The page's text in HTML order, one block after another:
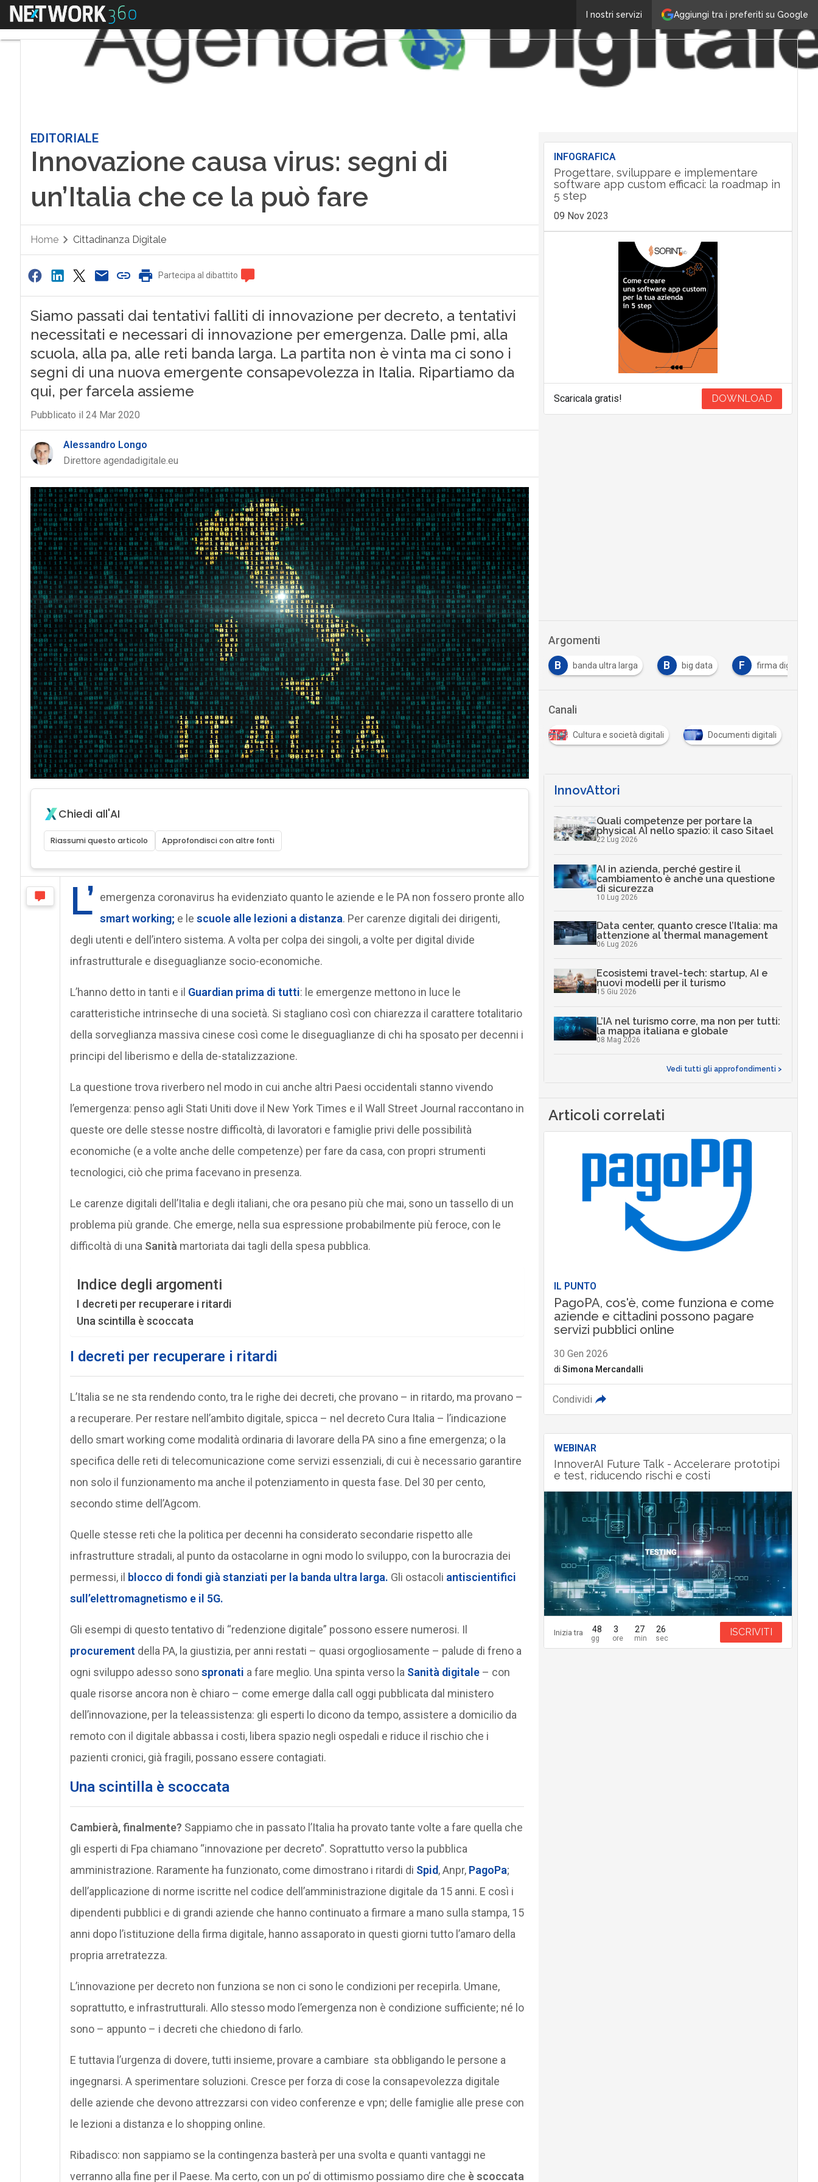
Aggiungi tra i preferiti su Google
I nostri servizi
Menu
EDITORIALE
Innovazione causa virus: segni di
un’Italia che ce la può fare
Home Cittadinanza Digitale
Partecipa al dibattito
Siamo passati dai tentativi falliti di innovazione per decreto, a tentativi
necessitati e necessari di innovazione per emergenza. Dalle pmi, alla
scuola, alla pa, alle reti banda larga. La partita non è vinta ma ci sono i
segni di una nuova emergente consapevolezza in Italia. Ripartiamo da
qui, per farcela assieme
Pubblicato il 24 Mar 2020
Alessandro Longo
Direttore agendadigitale.eu
Chiedi all'AI
Riassumi questo articolo Approfondisci con altre fonti
L’ emergenza coronavirus ha evidenziato quanto le aziende e le PA non fossero pronte allo
smart working; e le scuole alle lezioni a distanza. Per carenze digitali dei dirigenti,
degli utenti e dell’intero sistema. A volta per colpa dei singoli, a volte per digital divide
infrastrutturale e diseguaglianze socio-economiche.
L’hanno detto in tanti e il Guardian prima di tutti: le emergenze mettono in luce le
caratteristiche intrinseche di una società. Si stagliano così con chiarezza il carattere totalitario
della sorveglianza massiva cinese così come le diseguaglianze di chi ha sposato per decenni i
principi del liberismo e della de-statalizzazione.
La questione trova riverbero nel modo in cui anche altri Paesi occidentali stanno vivendo
l’emergenza: penso agli Stati Uniti dove il New York Times e il Wall Street Journal raccontano in
queste ore delle stesse nostre difficoltà, di lavoratori e famiglie privi delle possibilità
economiche (e a volte anche delle competenze) per fare da casa, con propri strumenti
tecnologici, ciò che prima facevano in presenza.
Le carenze digitali dell’Italia e degli italiani, che ora pesano più che mai, sono un tassello di un
problema più grande. Che emerge, nella sua espressione probabilmente più feroce, con le
difficoltà di una Sanità martoriata dai tagli della spesa pubblica.
Indice degli argomenti
I decreti per recuperare i ritardi
Una scintilla è scoccata
I decreti per recuperare i ritardi
L’Italia se ne sta rendendo conto, tra le righe dei decreti, che provano – in ritardo, ma provano –
a recuperare. Per restare nell’ambito digitale, spicca – nel decreto Cura Italia – l’indicazione
dello smart working come modalità ordinaria di lavorare della PA sino a fine emergenza; o la
specifica delle reti di telecomunicazione come servizi essenziali, di cui è necessario garantire
non solo il funzionamento ma anche il potenziamento in questa fase. Del 30 per cento,
secondo stime dell’Agcom.
Quelle stesse reti che la politica per decenni ha considerato secondarie rispetto alle
infrastrutture stradali, al punto da ostacolarne in ogni modo lo sviluppo, con la burocrazia dei
permessi, il blocco di fondi già stanziati per la banda ultra larga. Gli ostacoli antiscientifici
sull’elettromagnetismo e il 5G.
Gli esempi di questo tentativo di “redenzione digitale” possono essere numerosi. Il
procurement della PA, la giustizia, per anni restati – quasi orgogliosamente – palude di freno a
ogni sviluppo adesso sonospronati a fare meglio. Una spinta verso la Sanità digitale– con
quale risorse ancora non è chiaro – come emerge dalla call oggi pubblicata dal ministero
dell’innovazione, per la teleassistenza: gli esperti lo dicono da tempo, assistere a domicilio da
remoto con il digitale abbassa i costi, libera spazio negli ospedali e riduce il rischio che i
pazienti cronici, già fragili, possano essere contagiati.
Una scintilla è scoccata
Cambierà, finalmente? Sappiamo che in passato l’Italia ha provato tante volte a fare quella che
gli esperti di Fpa chiamano “innovazione per decreto”. Soprattutto verso la pubblica
amministrazione. Raramente ha funzionato, come dimostrano i ritardi di Spid, Anpr, PagoPa;
dell’applicazione di norme iscritte nel codice dell’amministrazione digitale da 15 anni. E così i
dipendenti pubblici e di grandi aziende che hanno continuato a firmare a mano sulla stampa, 15
anni dopo l’istituzione della firma digitale, hanno assaporato in questi giorni tutto l’amaro della
propria arretratezza.
L’innovazione per decreto non funziona se non ci sono le condizioni per recepirla. Umane,
soprattutto, e infrastrutturali. Allo stesso modo l’emergenza non è condizione sufficiente; né lo
sono – appunto – i decreti che chiedono di farlo.
E tuttavia l’urgenza di dovere, tutti insieme, provare a cambiare sta obbligando le persone a
ingegnarsi. A sperimentare soluzioni. Cresce per forza di cose la consapevolezza digitale
delle aziende che devono attrezzarsi con video conferenze e vpn; delle famiglie alle prese con
le lezioni a distanza e lo shopping online.
Ribadisco: non sappiamo se la contingenza basterà per una svolta e quanti vantaggi ne
verranno alla fine per il Paese. Ma certo, con un po’ di ottimismo possiamo dire che è scoccata
INFOGRAFICA
Progettare, sviluppare e implementare
software app custom efficaci: la roadmap in
5 step
09 Nov 2023
Scaricala gratis! DOWNLOAD
Argomenti
5 5G banda ultra larga big data firma digitale
Canali
Cittadinanza digitale Cultura e società digitali Documenti digitali
InnovAttori
Quali competenze per portare la
physical AI nello spazio: il caso Sitael
22 Lug 2026
AI in azienda, perché gestire il
cambiamento è anche una questione
di sicurezza
10 Lug 2026
Data center, quanto cresce l’Italia: ma
attenzione al thermal management
06 Lug 2026
Ecosistemi travel-tech: startup, AI e
nuovi modelli per il turismo
15 Giu 2026
L’IA nel turismo corre, ma non per tutti:
la mappa italiana e globale
08 Mag 2026
Vedi tutti gli approfondimenti >
Articoli correlati
IL PUNTO
PagoPA, cos'è, come funziona e come
aziende e cittadini possono pagare
servizi pubblici online
30 Gen 2026
di Simona Mercandalli
Condividi
WEBINAR
InnoverAI Future Talk - Accelerare prototipi
e test, riducendo rischi e costi
Inizia tra 48 3 27 25 ISCRIVITI